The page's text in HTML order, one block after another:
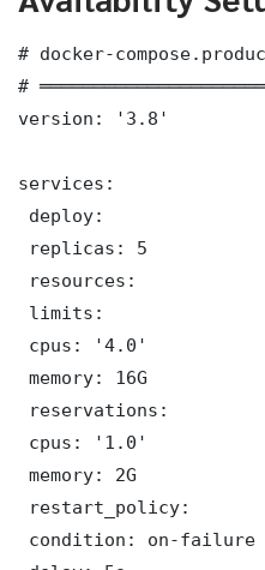
# docker-
#
version: '3.8'
services:
deploy:
replicas: 5
resources:
limits:
cpus: '4.0'
memory: 16G
reservations:
cpus: '1.0'
memory: 2G
restart_policy:
condition: on-failure